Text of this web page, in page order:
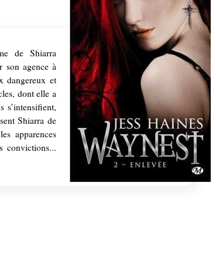
de Shiarra
son agence à
dangereux et
dont elle a
s’intensifient,
Shiarra de
apparences
convictions...